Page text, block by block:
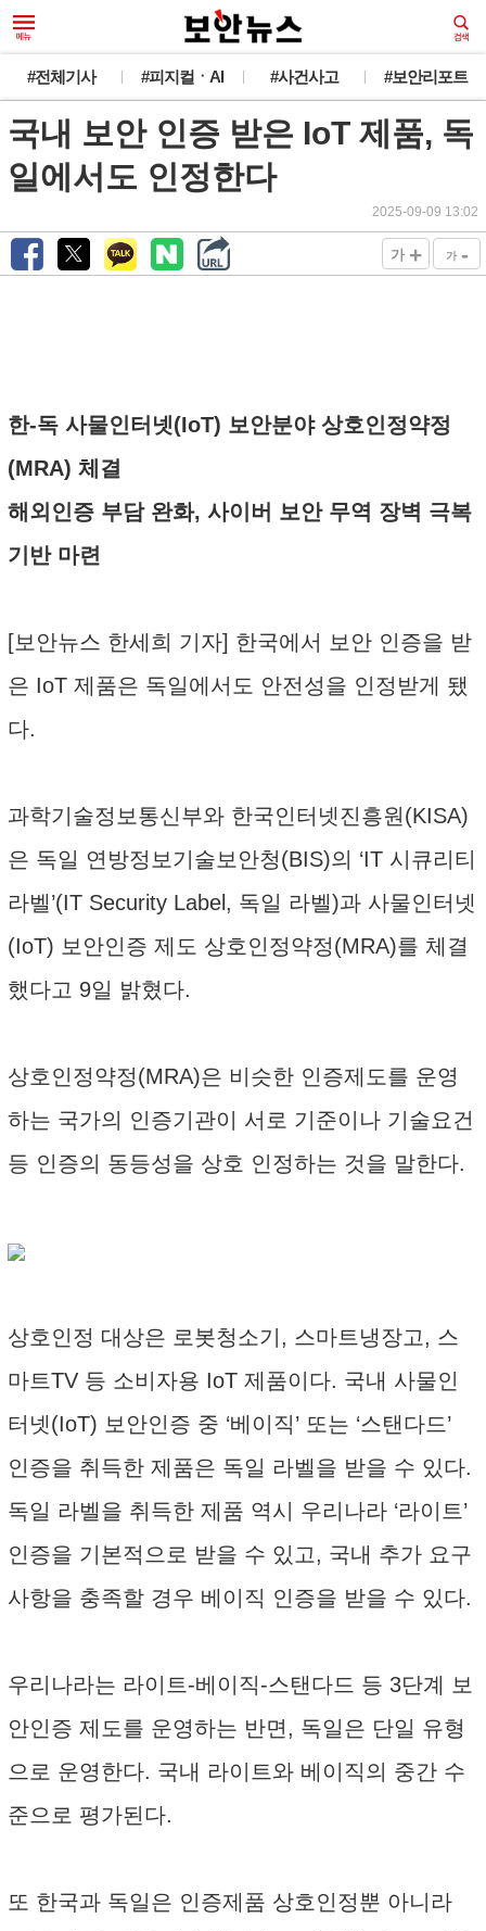
#전체기사 #피지컬ㆍAI #사건사고 #보안리포트
국내 보안 인증 받은 IoT 제품, 독
일에서도 인정한다
2025-09-09 13:02
가 + 가 -
한-독 사물인터넷(IoT) 보안분야 상호인정약정
(MRA) 체결
해외인증 부담 완화, 사이버 보안 무역 장벽 극복
기반 마련
[보안뉴스 한세희 기자] 한국에서 보안 인증을 받
은 IoT 제품은 독일에서도 안전성을 인정받게 됐
다.
과학기술정보통신부와 한국인터넷진흥원(KISA)
은 독일 연방정보기술보안청(BIS)의 ‘IT 시큐리티
라벨’(IT Security Label, 독일 라벨)과 사물인터넷
(IoT) 보안인증 제도 상호인정약정(MRA)를 체결
했다고 9일 밝혔다.
상호인정약정(MRA)은 비슷한 인증제도를 운영
하는 국가의 인증기관이 서로 기준이나 기술요건
등 인증의 동등성을 상호 인정하는 것을 말한다.
상호인정 대상은 로봇청소기, 스마트냉장고, 스
마트TV 등 소비자용 IoT 제품이다. 국내 사물인
터넷(IoT) 보안인증 중 ‘베이직’ 또는 ‘스탠다드’
인증을 취득한 제품은 독일 라벨을 받을 수 있다.
독일 라벨을 취득한 제품 역시 우리나라 ‘라이트’
인증을 기본적으로 받을 수 있고, 국내 추가 요구
사항을 충족할 경우 베이직 인증을 받을 수 있다.
우리나라는 라이트-베이직-스탠다드 등 3단계 보
안인증 제도를 운영하는 반면, 독일은 단일 유형
으로 운영한다. 국내 라이트와 베이직의 중간 수
준으로 평가된다.
또 한국과 독일은 인증제품 상호인정뿐 아니라